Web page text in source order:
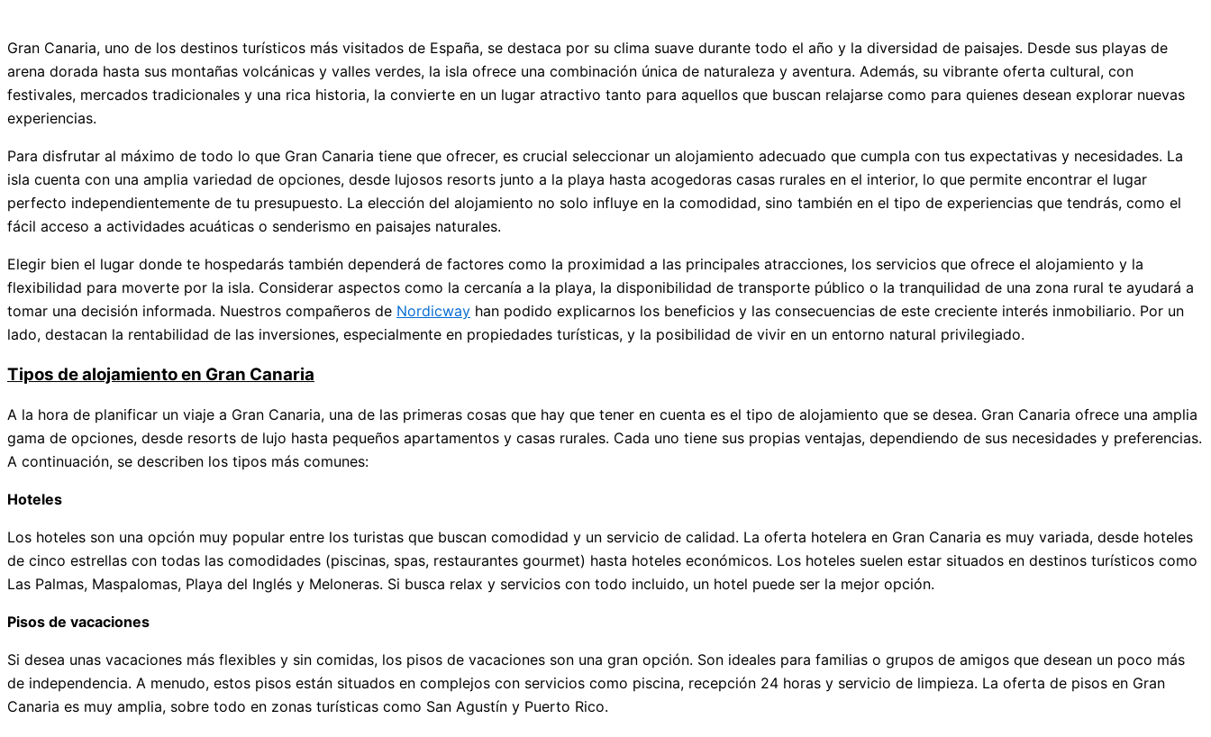
Gran Canaria, uno de los destinos turísticos más visitados de España, se destaca por su clima suave durante todo el año y la diversidad de paisajes. Desde sus playas de
arena dorada hasta sus montañas volcánicas y valles verdes, la isla ofrece una combinación única de naturaleza y aventura. Además, su vibrante oferta cultural, con
festivales, mercados tradicionales y una rica historia, la convierte en un lugar atractivo tanto para aquellos que buscan relajarse como para quienes desean explorar nuevas
experiencias.
Para disfrutar al máximo de todo lo que Gran Canaria tiene que ofrecer, es crucial seleccionar un alojamiento adecuado que cumpla con tus expectativas y necesidades. La
isla cuenta con una amplia variedad de opciones, desde lujosos resorts junto a la playa hasta acogedoras casas rurales en el interior, lo que permite encontrar el lugar
perfecto independientemente de tu presupuesto. La elección del alojamiento no solo influye en la comodidad, sino también en el tipo de experiencias que tendrás, como el
fácil acceso a actividades acuáticas o senderismo en paisajes naturales.
Elegir bien el lugar donde te hospedarás también dependerá de factores como la proximidad a las principales atracciones, los servicios que ofrece el alojamiento y la
flexibilidad para moverte por la isla. Considerar aspectos como la cercanía a la playa, la disponibilidad de transporte público o la tranquilidad de una zona rural te ayudará a
tomar una decisión informada. Nuestros compañeros de Nordicway han podido explicarnos los beneficios y las consecuencias de este creciente interés inmobiliario. Por un
lado, destacan la rentabilidad de las inversiones, especialmente en propiedades turísticas, y la posibilidad de vivir en un entorno natural privilegiado.
Tipos de alojamiento en Gran Canaria
A la hora de planificar un viaje a Gran Canaria, una de las primeras cosas que hay que tener en cuenta es el tipo de alojamiento que se desea. Gran Canaria ofrece una amplia
gama de opciones, desde resorts de lujo hasta pequeños apartamentos y casas rurales. Cada uno tiene sus propias ventajas, dependiendo de sus necesidades y preferencias.
A continuación, se describen los tipos más comunes:
Hoteles
Los hoteles son una opción muy popular entre los turistas que buscan comodidad y un servicio de calidad. La oferta hotelera en Gran Canaria es muy variada, desde hoteles
de cinco estrellas con todas las comodidades (piscinas, spas, restaurantes gourmet) hasta hoteles económicos. Los hoteles suelen estar situados en destinos turísticos como
Las Palmas, Maspalomas, Playa del Inglés y Meloneras. Si busca relax y servicios con todo incluido, un hotel puede ser la mejor opción.
Pisos de vacaciones
Si desea unas vacaciones más flexibles y sin comidas, los pisos de vacaciones son una gran opción. Son ideales para familias o grupos de amigos que desean un poco más
de independencia. A menudo, estos pisos están situados en complejos con servicios como piscina, recepción 24 horas y servicio de limpieza. La oferta de pisos en Gran
Canaria es muy amplia, sobre todo en zonas turísticas como San Agustín y Puerto Rico.